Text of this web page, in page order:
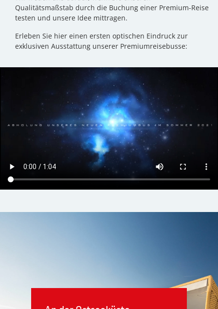
Qualitätsmaßstab durch die Buchung einer Premium-Reise
testen und unsere Idee mittragen.
Erleben Sie hier einen ersten optischen Eindruck zur
exklusiven Ausstattung unserer Premiumreisebusse: